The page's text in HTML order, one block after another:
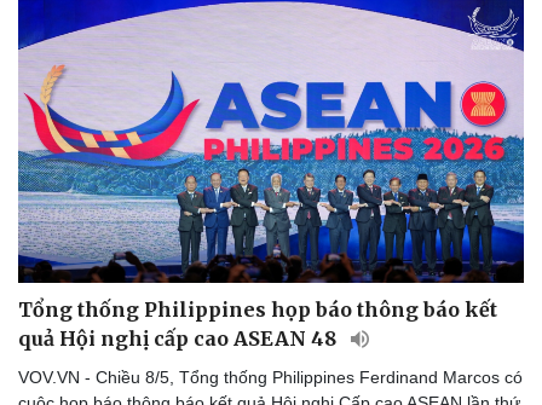
Pháp luật
Vụ án
Tin nóng
Tư vấn luật
Quân sự - Quốc phòng
Việt Nam
Phân tích
Tổng thống Philippines họp báo thông báo kết
quả Hội nghị cấp cao ASEAN 48
VOV.VN - Chiều 8/5, Tổng thống Philippines Ferdinand Marcos có